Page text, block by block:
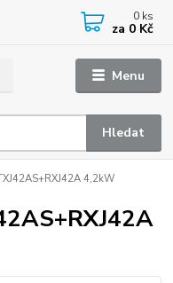
Menu
Hledat
0 ks
za 0 Kč
4,2kW